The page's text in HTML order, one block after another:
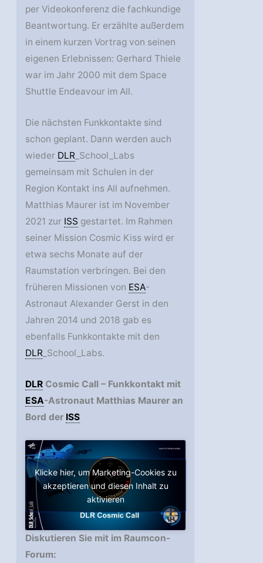
per Videokonferenz die fachkundige
Beantwortung. Er erzählte außerdem
in einem kurzen Vortrag von seinen
eigenen Erlebnissen: Gerhard Thiele
war im Jahr 2000 mit dem Space
Shuttle Endeavour im All.
Die nächsten Funkkontakte sind
schon geplant. Dann werden auch
wieder DLR _School_Labs
gemeinsam mit Schulen in der
Region Kontakt ins All aufnehmen.
Matthias Maurer ist im November
2021 zur ISS gestartet. Im Rahmen
seiner Mission Cosmic Kiss wird er
etwa sechs Monate auf der
Raumstation verbringen. Bei den
früheren Missionen von ESA-
Astronaut Alexander Gerst in den
Jahren 2014 und 2018 gab es
ebenfalls Funkkontakte mit den
DLR _School_Labs.
DLR Cosmic Call – Funkkontakt mit
ESA-Astronaut Matthias Maurer an
Bord der ISS
Klicke hier, um Marketing-Cookies zu
akzeptieren und diesen Inhalt zu
aktivieren
Diskutieren Sie mit im Raumcon-
Forum: